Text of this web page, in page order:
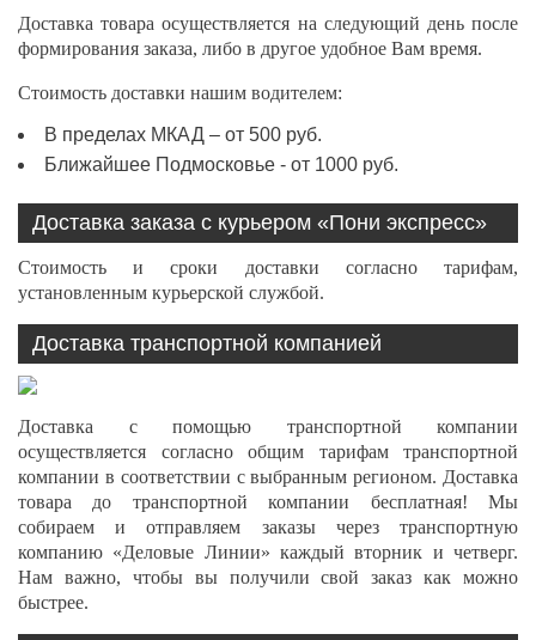
Доставка товара осуществляется на следующий день после
формирования заказа, либо в другое удобное Вам время.
Стоимость доставки нашим водителем:
В пределах МКАД – от 500 руб.
Ближайшее Подмосковье - от 1000 руб.
Доставка заказа с курьером «Пони экспресс»
Стоимость и сроки доставки согласно тарифам,
установленным курьерской службой.
Доставка транспортной компанией
Доставка с помощью транспортной компании
осуществляется согласно общим тарифам транспортной
компании в соответствии с выбранным регионом. Доставка
товара до транспортной компании бесплатная! Мы
собираем и отправляем заказы через транспортную
компанию «Деловые Линии» каждый вторник и четверг.
Нам важно, чтобы вы получили свой заказ как можно
быстрее.